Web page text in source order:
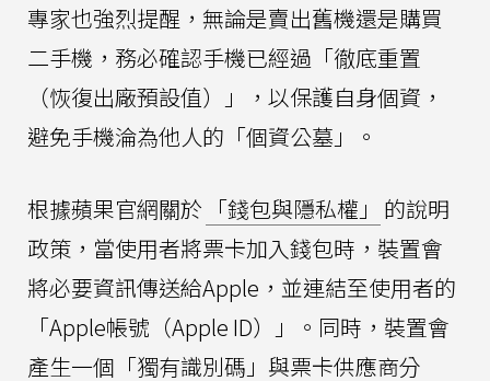
專家也強烈提醒，無論是賣出舊機還是購買
二手機，務必確認手機已經過「徹底重置
（恢復出廠預設值）」，以保護自身個資，
避免手機淪為他人的「個資公墓」。
根據蘋果官網關於 「錢包與隱私權」 的說明
政策，當使用者將票卡加入錢包時，裝置會
將必要資訊傳送給Apple，並連結至使用者的
「Apple帳號（Apple ID）」。同時，裝置會
產生一個「獨有識別碼」與票卡供應商分